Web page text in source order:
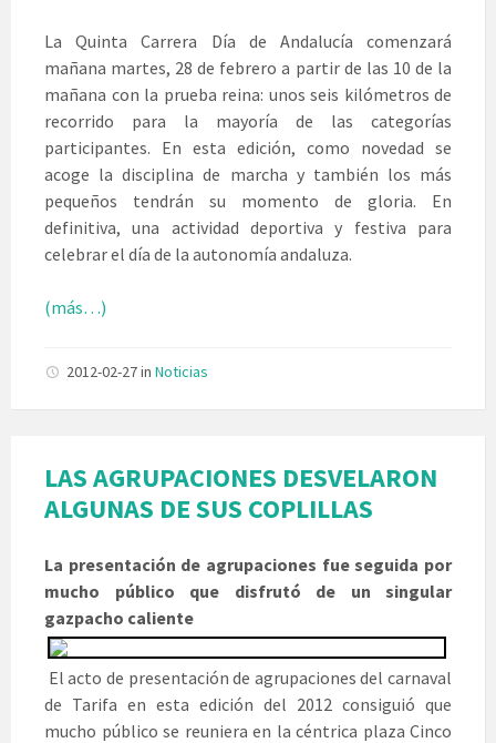
La Quinta Carrera Día de Andalucía comenzará
mañana martes, 28 de febrero a partir de las 10 de la
mañana con la prueba reina: unos seis kilómetros de
recorrido para la mayoría de las categorías
participantes. En esta edición, como novedad se
acoge la disciplina de marcha y también los más
pequeños tendrán su momento de gloria. En
definitiva, una actividad deportiva y festiva para
celebrar el día de la autonomía andaluza.
(más…)
2012-02-27in Noticias
LAS AGRUPACIONES DESVELARON
ALGUNAS DE SUS COPLILLAS
La presentación de agrupaciones fue seguida por
mucho público que disfrutó de un singular
gazpacho caliente
El acto de presentación de agrupaciones del carnaval
de Tarifa en esta edición del 2012 consiguió que
mucho público se reuniera en la céntrica plaza Cinco